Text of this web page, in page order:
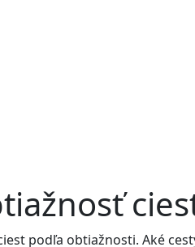
podľa obtiažnosti. Aké